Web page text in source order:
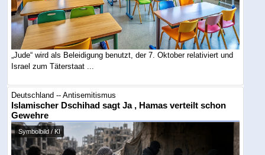
„Jude“ wird als Beleidigung benutzt, der 7. Oktober relativiert und
Israel zum Täterstaat ...
Deutschland -- Antisemitismus
Islamischer Dschihad sagt Ja , Hamas verteilt schon
Gewehre
Symbolbild / KI